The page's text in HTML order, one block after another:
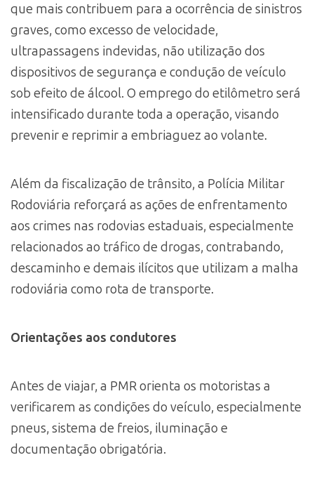
que mais contribuem para a ocorrência de sinistros
graves, como excesso de velocidade,
ultrapassagens indevidas, não utilização dos
dispositivos de segurança e condução de veículo
sob efeito de álcool. O emprego do etilômetro será
intensificado durante toda a operação, visando
prevenir e reprimir a embriaguez ao volante.
Além da fiscalização de trânsito, a Polícia Militar
Rodoviária reforçará as ações de enfrentamento
aos crimes nas rodovias estaduais, especialmente
relacionados ao tráfico de drogas, contrabando,
descaminho e demais ilícitos que utilizam a malha
rodoviária como rota de transporte.
Orientações aos condutores
Antes de viajar, a PMR orienta os motoristas a
verificarem as condições do veículo, especialmente
pneus, sistema de freios, iluminação e
documentação obrigatória.